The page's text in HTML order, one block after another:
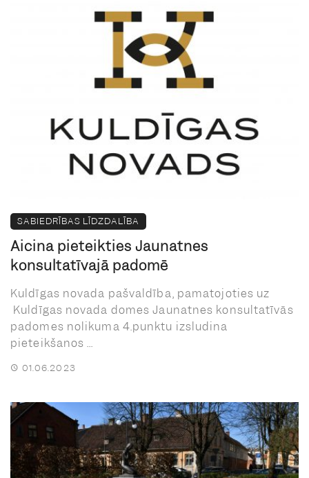
SABIEDRĪBAS LĪDZDALĪBA
Aicina pieteikties Jaunatnes
konsultatīvajā padomē
Kuldīgas novada pašvaldība, pamatojoties uz
Kuldīgas novada domes Jaunatnes konsultatīvās
padomes nolikuma 4.punktu izsludina
pieteikšanos ...
01.06.2023